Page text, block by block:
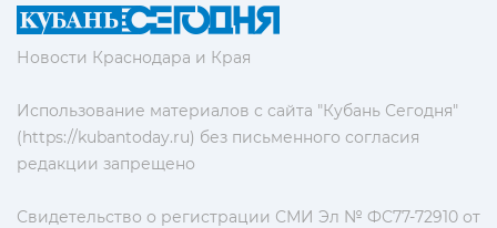
Новости Краснодара и Края
Использование материалов с сайта "Кубань Сегодня"
(https://kubantoday.ru) без письменного согласия
редакции запрещено
Свидетельство о регистрации СМИ Эл № ФС77-72910 от